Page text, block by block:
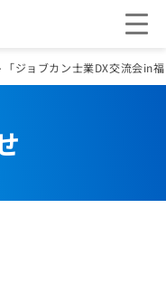
ジョブカン士業DX交流会in